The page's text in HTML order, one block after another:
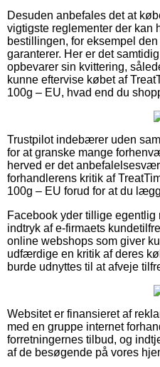
Desuden anbefales det at
vigtigste reglementer der kan
bestillingen, for eksempel
garanterer. Her er det
opbevarer sin kvittering,
kunne eftervise købet af
100g – EU, hvad end du
Trustpilot indebærer uden
for at granske mange
herved er det
forhandlerens kritik af
100g – EU forud for at du
Facebook yder tillige egentlig
indtryk af e-firmaets
online webshops som giver
udfærdige en kritik af deres
burde udnyttes til at afveje
Websitet er finansieret af
med en gruppe internet
forretningernes tilbud, og
af de besøgende på vores